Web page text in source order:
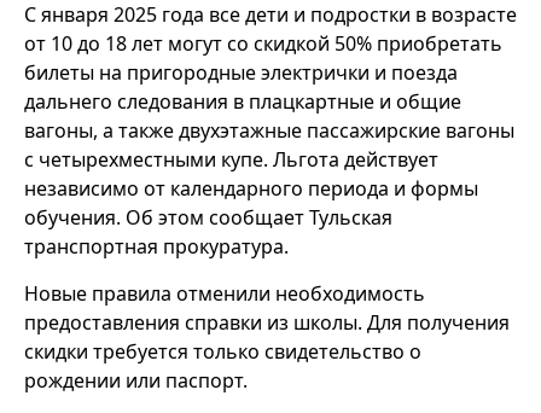
С января 2025 года все дети и подростки в возрасте
от 10 до 18 лет могут со скидкой 50% приобретать
билеты на пригородные электрички и поезда
дальнего следования в плацкартные и общие
вагоны, а также двухэтажные пассажирские вагоны
с четырехместными купе. Льгота действует
независимо от календарного периода и формы
обучения. Об этом сообщает Тульская
транспортная прокуратура.
Новые правила отменили необходимость
предоставления справки из школы. Для получения
скидки требуется только свидетельство о
рождении или паспорт.